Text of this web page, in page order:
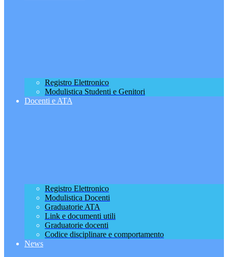
Registro Elettronico
Modulistica Studenti e Genitori
Docenti e ATA
Registro Elettronico
Modulistica Docenti
Graduatorie ATA
Link e documenti utili
Graduatorie docenti
Codice disciplinare e comportamento
News